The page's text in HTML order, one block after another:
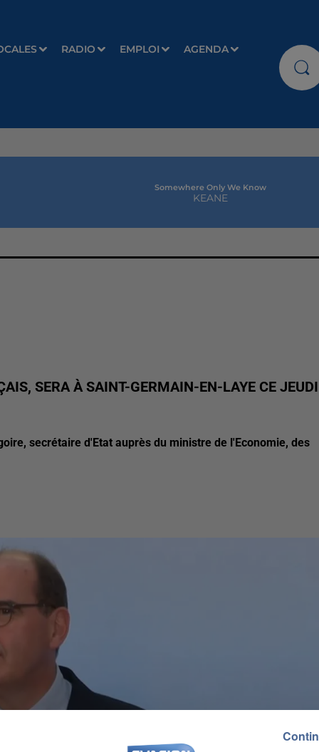
RADIO EMPLOI AGENDA
Payphone
MAROON 5
SERA À SAINT-GERMAIN-EN-LAYE CE JEUDI
secrétaire d'Etat auprès du ministre de l'Economie, des